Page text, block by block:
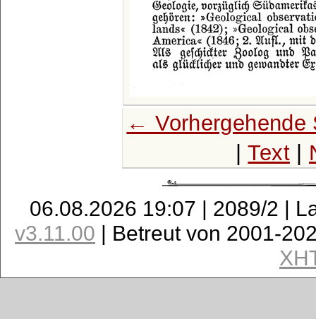
← Vorhergehende
|Text|
06.08.2026 19:07 | 2089/2 |
v3.11.00 | Betreut von 2001-